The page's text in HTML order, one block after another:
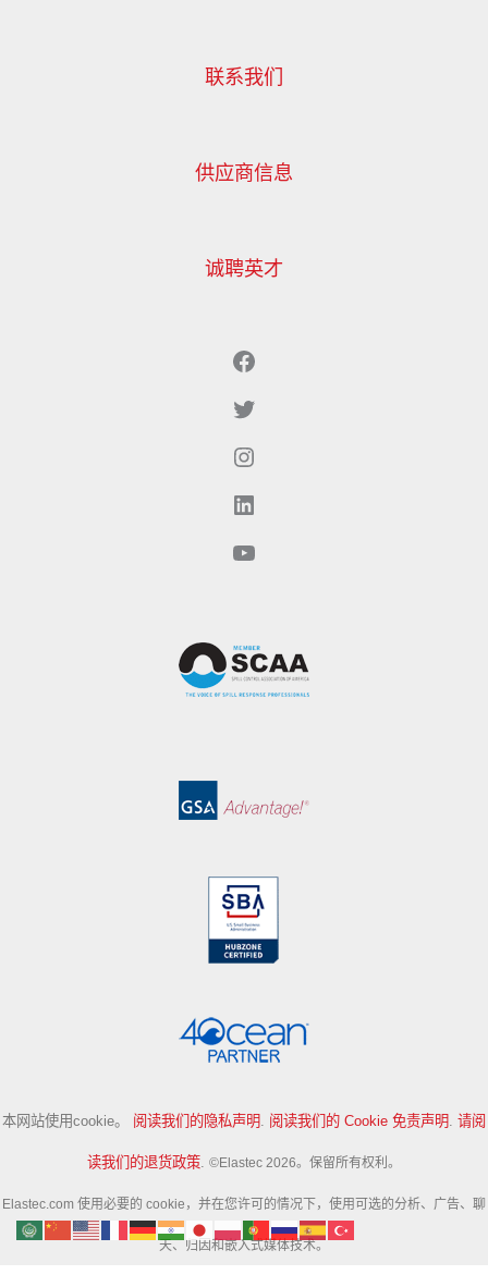
联系我们
供应商信息
诚聘英才
Facebook
Twitter（现为X）
Instagram
LinkedIn
YouTube
本网站使用cookie。 阅读我们的隐私声明. 阅读我们的 Cookie 免责声明. 请阅
读我们的退货政策. ©Elastec 2026。保留所有权利。
Elastec.com 使用必要的 cookie，并在您许可的情况下，使用可选的分析、广告、聊
天、归因和嵌入式媒体技术。